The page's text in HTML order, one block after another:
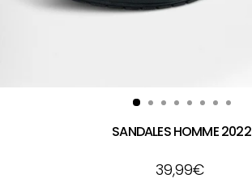
SANDALES HOMME 2022
Prix
régulier
39,99€